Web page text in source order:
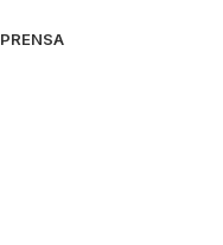
PRENSA